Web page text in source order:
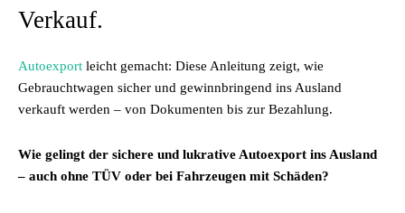
Verkauf.
Autoexport leicht gemacht: Diese Anleitung zeigt, wie
Gebrauchtwagen sicher und gewinnbringend ins Ausland
verkauft werden – von Dokumenten bis zur Bezahlung.
Wie gelingt der sichere und lukrative Autoexport ins Ausland
– auch ohne TÜV oder bei Fahrzeugen mit Schäden?